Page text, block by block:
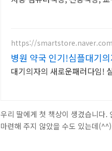
https://
병원 약국 인기!심플대기
대기의자의 새로운패러다임!
우리 딸에게 첫 책상이 생겼습니다
마련해 주지 않았을 수도 있는데(^^)